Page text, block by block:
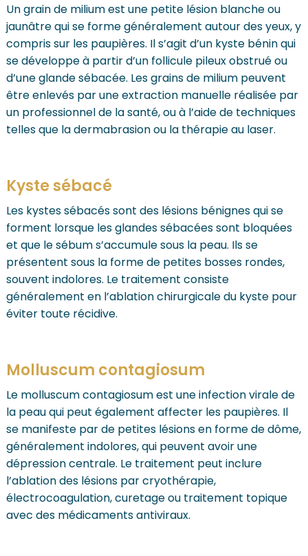
Un grain de milium est une petite lésion blanche ou
jaunâtre qui se forme généralement autour des yeux, y
compris sur les paupières. Il s’agit d’un kyste bénin qui
se développe à partir d’un follicule pileux obstrué ou
d’une glande sébacée. Les grains de milium peuvent
être enlevés par une extraction manuelle réalisée par
un professionnel de la santé, ou à l’aide de techniques
telles que la dermabrasion ou la thérapie au laser.
Kyste sébacé
Les kystes sébacés sont des lésions bénignes qui se
forment lorsque les glandes sébacées sont bloquées
et que le sébum s’accumule sous la peau. Ils se
présentent sous la forme de petites bosses rondes,
souvent indolores. Le traitement consiste
généralement en l’ablation chirurgicale du kyste pour
éviter toute récidive.
Molluscum contagiosum
Le molluscum contagiosum est une infection virale de
la peau qui peut également affecter les paupières. Il
se manifeste par de petites lésions en forme de dôme,
généralement indolores, qui peuvent avoir une
dépression centrale. Le traitement peut inclure
l’ablation des lésions par cryothérapie,
électrocoagulation, curetage ou traitement topique
avec des médicaments antiviraux.